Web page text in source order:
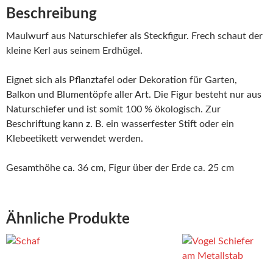
Beschreibung
Maulwurf aus Naturschiefer als Steckfigur. Frech schaut der
kleine Kerl aus seinem Erdhügel.
Eignet sich als Pflanztafel oder Dekoration für Garten,
Balkon und Blumentöpfe aller Art. Die Figur besteht nur aus
Naturschiefer und ist somit 100 % ökologisch. Zur
Beschriftung kann z. B. ein wasserfester Stift oder ein
Klebeetikett verwendet werden.
Gesamthöhe ca. 36 cm, Figur über der Erde ca. 25 cm
Ähnliche Produkte